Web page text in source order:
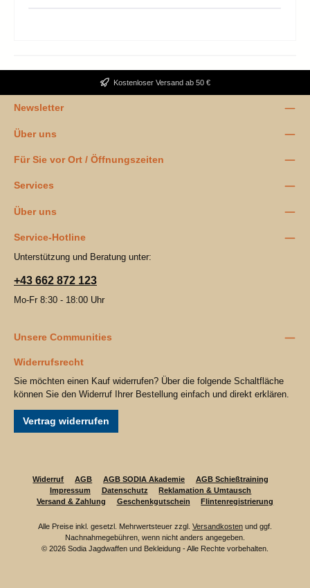
Kostenloser Versand ab 50 €
Newsletter
Über uns
Für Sie vor Ort / Öffnungszeiten
Services
Über uns
Service-Hotline
Unterstützung und Beratung unter:
+43 662 872 123
Mo-Fr 8:30 - 18:00 Uhr
Unsere Communities
Widerrufsrecht
Sie möchten einen Kauf widerrufen? Über die folgende Schaltfläche
können Sie den Widerruf Ihrer Bestellung einfach und direkt erklären.
Vertrag widerrufen
Widerruf AGB AGB SODIA Akademie
AGB Schießtraining
Impressum
Datenschutz
Reklamation & Umtausch
Versand & Zahlung
Geschenkgutschein Flintenregistrierung
Alle Preise inkl. gesetzl. Mehrwertsteuer zzgl. Versandkosten und ggf.
Nachnahmegebühren, wenn nicht anders angegeben.
© 2026 Sodia Jagdwaffen und Bekleidung - Alle Rechte vorbehalten.